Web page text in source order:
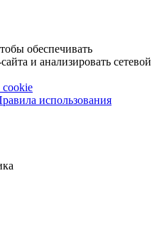
обеспечивать
и анализировать сетевой
cookie
использования